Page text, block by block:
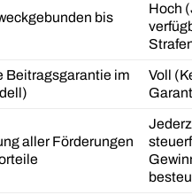
bis
Hoch
Beitragsgarantie im
Voll
aller Förderungen